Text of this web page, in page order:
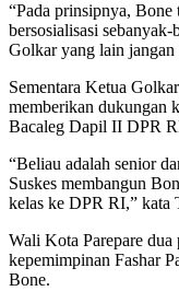
“Pada prinsipnya,
bersosialisasi
Golkar yang lain jangan
Sementara Ketua
memberikan dukungan
Bacaleg Dapil II DPR
“Beliau adalah senior
Suskes membangun
kelas ke DPR RI,” kata
Wali Kota Parepare
kepemimpinan Fashar
Bone.